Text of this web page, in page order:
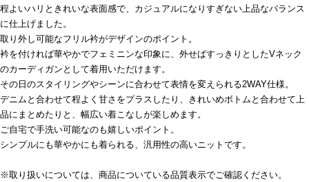
程よいハリときれいな表面感で、カジュアルになりすぎない上品なバランス
に仕上げました。
取り外し可能なフリル衿がデザインのポイント。
衿を付ければ華やかでフェミニンな印象に、外せばすっきりとしたVネック
のカーディガンとして着用いただけます。
その日のスタイリングやシーンに合わせて表情を変えられる2WAY仕様。
デニムと合わせて程よく甘さをプラスしたり、きれいめボトムと合わせて上
品にまとめたりと、幅広い着こなしが楽しめます。
ご自宅で手洗い可能なのも嬉しいポイント。
シンプルにも華やかにも着られる、汎用性の高いニットです。
※取り扱いについては、商品についている品質表示でご確認ください。